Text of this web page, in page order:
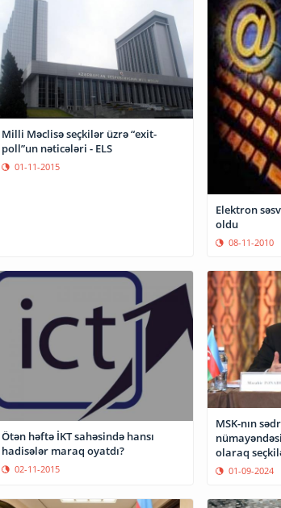
Milli Məclisə seçkilər üzrə “exit-
poll”un nəticələri - ELS
01-11-2015
Elektron
oldu
08-11-2010
Ötən həftə İKT sahəsində hansı
hadisələr maraq oyatdı?
02-11-2015
MSK-nın
olaraq
01-09-2024